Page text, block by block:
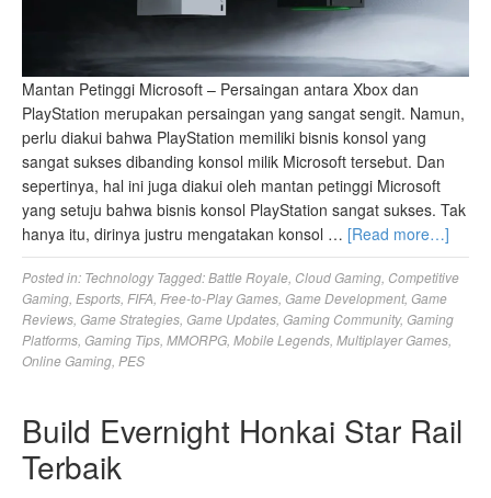
Mantan Petinggi Microsoft – Persaingan antara Xbox dan
PlayStation merupakan persaingan yang sangat sengit. Namun,
perlu diakui bahwa PlayStation memiliki bisnis konsol yang
sangat sukses dibanding konsol milik Microsoft tersebut. Dan
sepertinya, hal ini juga diakui oleh mantan petinggi Microsoft
yang setuju bahwa bisnis konsol PlayStation sangat sukses. Tak
hanya itu, dirinya justru mengatakan konsol … [Read more…]
Posted in: Technology Tagged:Battle Royale, Cloud Gaming, Competitive
Gaming, Esports, FIFA, Free-to-Play Games, Game Development, Game
Reviews, Game Strategies, Game Updates, Gaming Community, Gaming
Platforms, Gaming Tips, MMORPG, Mobile Legends, Multiplayer Games,
Online Gaming, PES
Build Evernight Honkai Star Rail
Terbaik